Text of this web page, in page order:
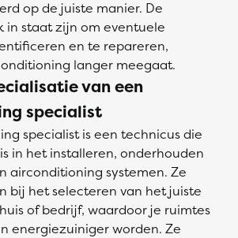
op de juiste manier. De
in staat zijn om eventuele
en te repareren,
langer meegaat.
van een
specialist
specialist is een technicus die
in het installeren, onderhouden
airconditioning systemen. Ze
bij het selecteren van het juiste
of bedrijf, waardoor je ruimtes
energiezuiniger worden. Ze